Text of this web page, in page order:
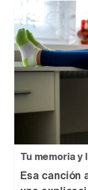
Tu memoria y
Esa canción